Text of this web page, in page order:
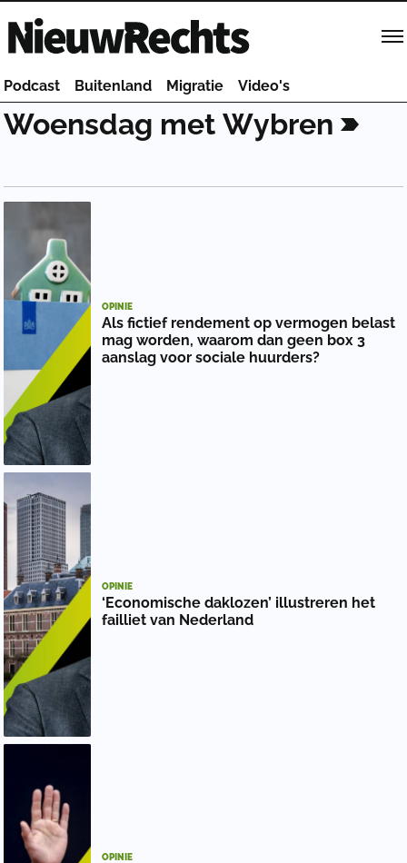
Homepage van NieuwRechts
Podcast Buitenland Migratie Video's
Woensdag met Wybren
OPINIE
Als fictief rendement op vermogen belast
mag worden, waarom dan geen box 3
aanslag voor sociale huurders?
OPINIE
‘Economische daklozen’ illustreren het
failliet van Nederland
OPINIE